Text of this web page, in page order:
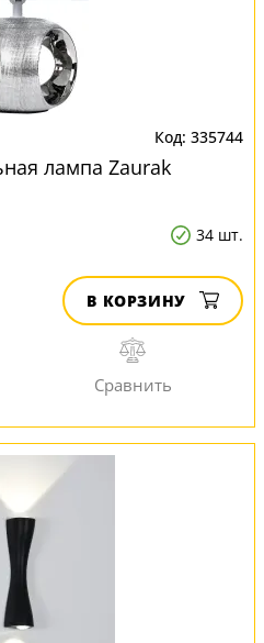
335744
лампа Zaurak
34 шт.
В КОРЗИНУ